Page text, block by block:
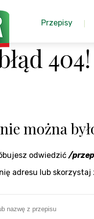
Przepisy
404!
można
odwiedzić/
adresu lub